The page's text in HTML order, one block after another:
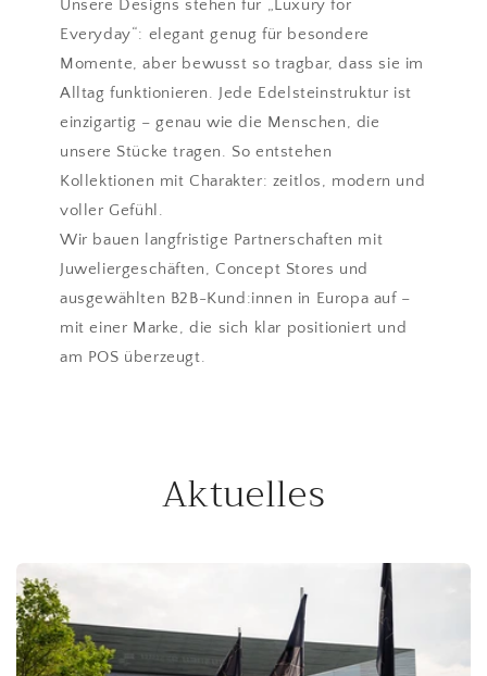
Unsere Designs stehen für „Luxury for
Everyday“: elegant genug für besondere
Momente, aber bewusst so tragbar, dass sie im
Alltag funktionieren. Jede Edelsteinstruktur ist
einzigartig – genau wie die Menschen, die
unsere Stücke tragen. So entstehen
Kollektionen mit Charakter: zeitlos, modern und
voller Gefühl.
Wir bauen langfristige Partnerschaften mit
Juweliergeschäften, Concept Stores und
ausgewählten B2B-Kund:innen in Europa auf –
mit einer Marke, die sich klar positioniert und
am POS überzeugt.
Aktuelles